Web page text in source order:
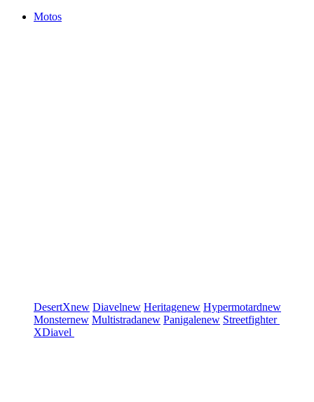
Motos
DesertXnew Diavelnew Heritagenew Hypermotardnew
Monsternew Multistradanew Panigalenew Streetfighter
XDiavel